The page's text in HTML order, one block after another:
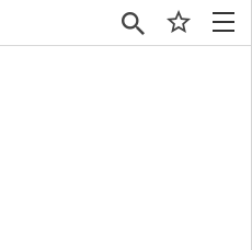
×